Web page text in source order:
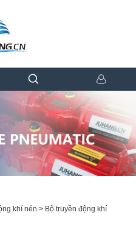
khí nén > Bộ truyền động khí